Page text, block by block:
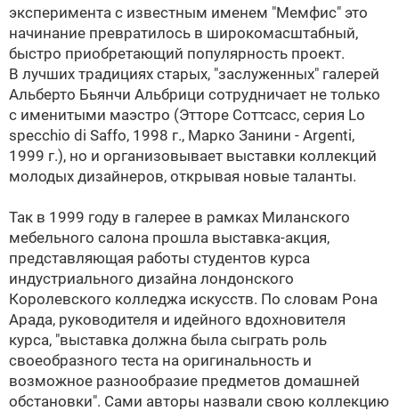
эксперимента с известным именем "Мемфис" это
начинание превратилось в широкомасштабный,
быстро приобретающий популярность проект.
В лучших традициях старых, "заслуженных" галерей
Альберто Бьянчи Альбрици сотрудничает не только
с именитыми маэстро (Этторе Соттсасс, серия Lo
specchio di Saffo, 1998 г., Марко Занини - Argenti,
1999 г.), но и организовывает выставки коллекций
молодых дизайнеров, открывая новые таланты.
Так в 1999 году в галерее в рамках Миланского
мебельного салона прошла выставка-акция,
представляющая работы студентов курса
индустриального дизайна лондонского
Королевского колледжа искусств. По словам Рона
Арада, руководителя и идейного вдохновителя
курса, "выставка должна была сыграть роль
своеобразного теста на оригинальность и
возможное разнообразие предметов домашней
обстановки". Сами авторы назвали свою коллекцию